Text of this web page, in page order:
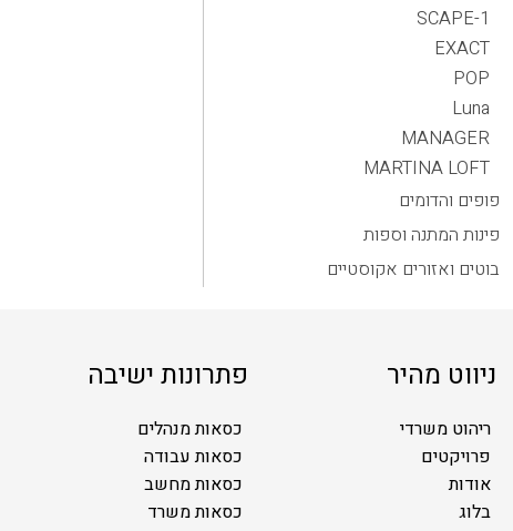
SCAPE-1
EXACT
POP
Luna
MANAGER
MARTINA LOFT
פופים והדומים
פינות המתנה וספות
בוטים ואזורים אקוסטיים
ניווט מהיר
ריהוט משרדי
פרויקטים
אודות
בלוג
פתרונות ישיבה
כסאות מנהלים
כסאות עבודה
כסאות מחשב
כסאות משרד